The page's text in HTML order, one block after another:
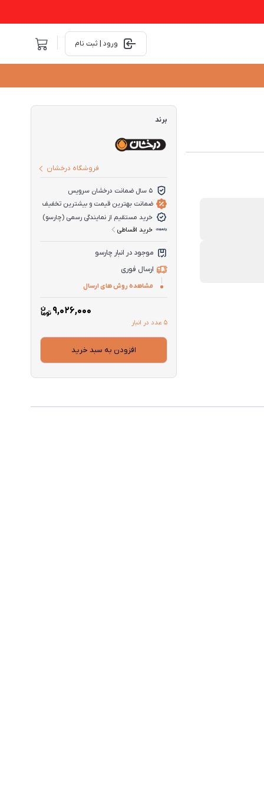
ورود | ثبت نام
برند
فروشگاه درخشان
5 سال ضمانت درخشان سرویس
ضمانت بهترین قیمت و بیشترین تخفیف
خرید مستقیم از نمایندگی رسمی (چارسو)
خرید اقساطی
موجود در انبار چارسو
ارسال فوری
مشاهده روش های ارسال
9,026,000
5 عدد در انبار
افزودن به سبد خرید